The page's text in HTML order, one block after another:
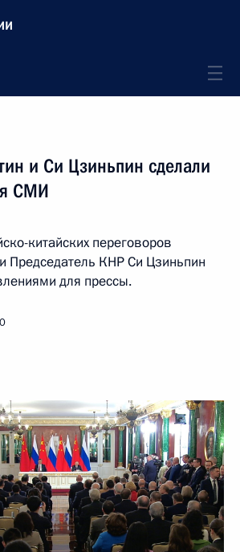
и Си Цзиньпин сделали
СМИ
китайских переговоров
Председатель КНР Си Цзиньпин
для прессы.